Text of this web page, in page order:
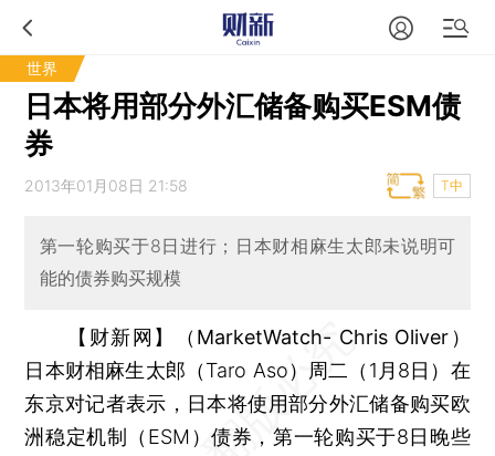
世界
日本将用部分外汇储备购买ESM债
券
2013年01月08日 21:58 T中
第一轮购买于8日进行；日本财相麻生太郎未说明可
能的债券购买规模
【财新网】（MarketWatch- Chris Oliver）
日本财相麻生太郎（Taro Aso）周二（1月8日）在
东京对记者表示，日本将使用部分外汇储备购买欧
洲稳定机制（ESM）债券，第一轮购买于8日晚些